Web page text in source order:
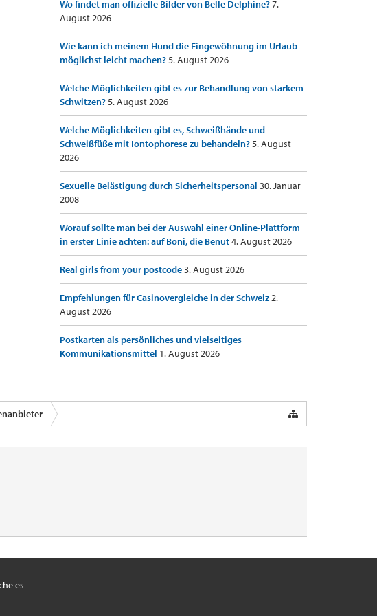
Wo findet man offizielle Bilder von Belle Delphine?7.
August 2026
Wie kann ich meinem Hund die Eingewöhnung im Urlaub
möglichst leicht machen?5. August 2026
Welche Möglichkeiten gibt es zur Behandlung von starkem
Schwitzen?5. August 2026
Welche Möglichkeiten gibt es, Schweißhände und
Schweißfüße mit Iontophorese zu behandeln?5. August
2026
Sexuelle Belästigung durch Sicherheitspersonal 30. Januar
2008
Worauf sollte man bei der Auswahl einer Online-Plattform
in erster Linie achten: auf Boni, die Benut4. August 2026
Real girls from your postcode3. August 2026
Empfehlungen für Casinovergleiche in der Schweiz2.
August 2026
Postkarten als persönliches und vielseitiges
Kommunikationsmittel 1. August 2026
es